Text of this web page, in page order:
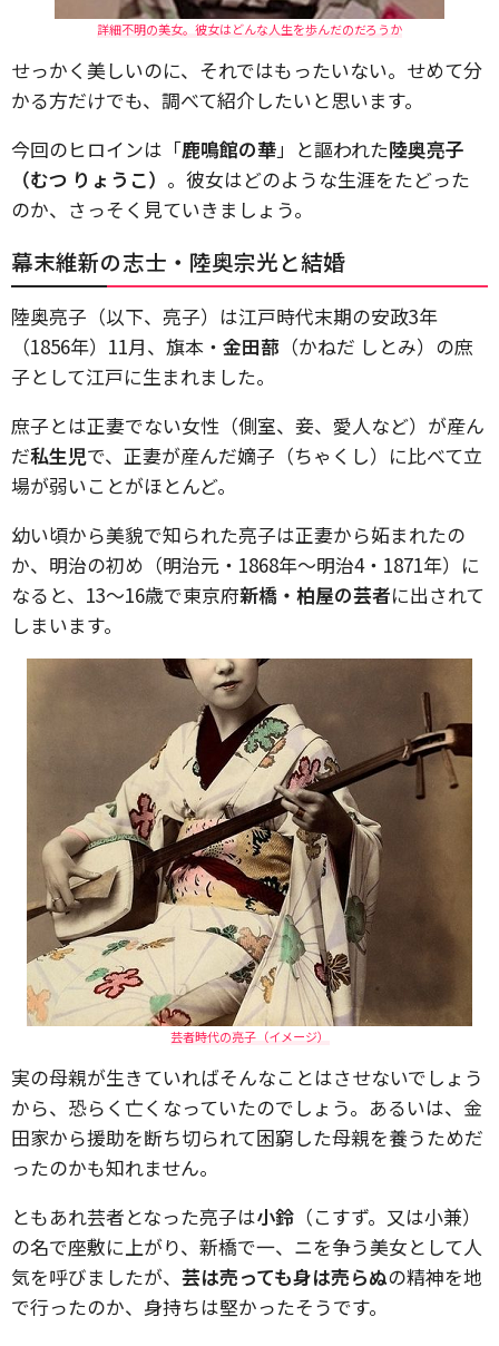
詳細不明の美女。彼女はどんな人生を歩んだのだろうか
せっかく美しいのに、それではもったいない。せめて分
かる方だけでも、調べて紹介したいと思います。
今回のヒロインは「鹿鳴館の華」と謳われた陸奥亮子
（むつ りょうこ） 。彼女はどのような生涯をたどった
のか、さっそく見ていきましょう。
幕末維新の志士・陸奥宗光と結婚
陸奥亮子（以下、亮子）は江戸時代末期の安政3年
（1856年）11月、旗本・ 金田蔀 （かねだ しとみ）の庶
子として江戸に生まれました。
庶子とは正妻でない女性（側室、妾、愛人など）が産ん
だ私生児で、正妻が産んだ嫡子（ちゃくし）に比べて立
場が弱いことがほとんど。
幼い頃から美貌で知られた亮子は正妻から妬まれたの
か、明治の初め（明治元・1868年～明治4・1871年）に
なると、13～16歳で東京府新橋・柏屋の芸者に出されて
しまいます。
芸者時代の亮子（イメージ）
実の母親が生きていればそんなことはさせないでしょう
から、恐らく亡くなっていたのでしょう。あるいは、金
田家から援助を断ち切られて困窮した母親を養うためだ
ったのかも知れません。
ともあれ芸者となった亮子は小鈴 （こすず。又は小兼）
の名で座敷に上がり、新橋で一、ニを争う美女として人
気を呼びましたが、 芸は売っても身は売らぬの精神を地
で行ったのか、身持ちは堅かったそうです。